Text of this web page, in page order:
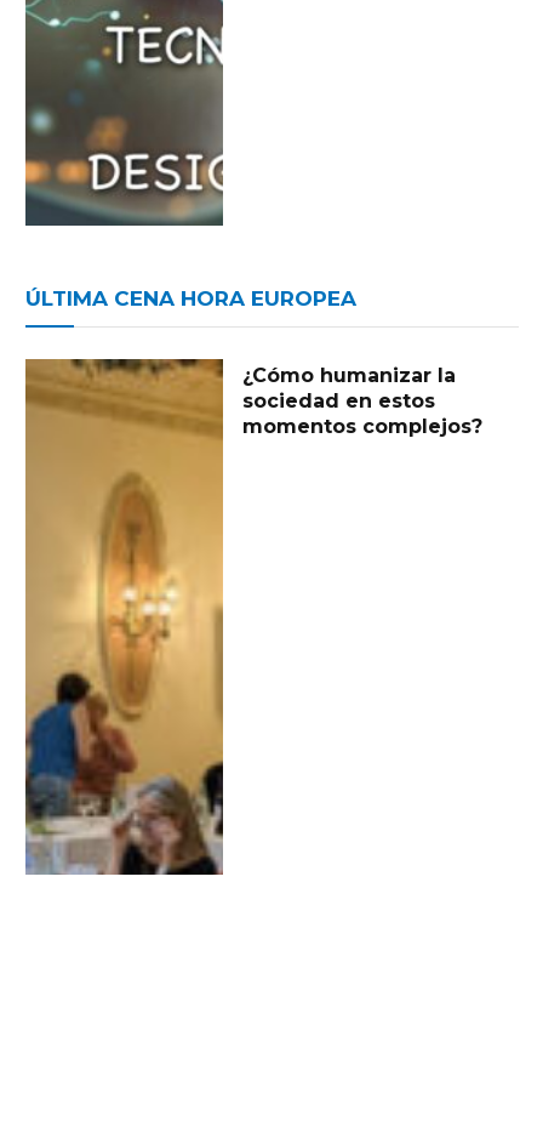
ÚLTIMA CENA HORA EUROPEA
¿Cómo humanizar la
sociedad en estos
momentos complejos?